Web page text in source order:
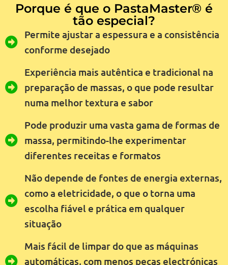
Porque é que o PastaMaster® é
tão especial?
Permite ajustar a espessura e a consistência
conforme desejado
Experiência mais autêntica e tradicional na
preparação de massas, o que pode resultar
numa melhor textura e sabor
Pode produzir uma vasta gama de formas de
massa, permitindo-lhe experimentar
diferentes receitas e formatos
Não depende de fontes de energia externas,
como a eletricidade, o que o torna uma
escolha fiável e prática em qualquer
situação
Mais fácil de limpar do que as máquinas
automáticas, com menos peças electrónicas